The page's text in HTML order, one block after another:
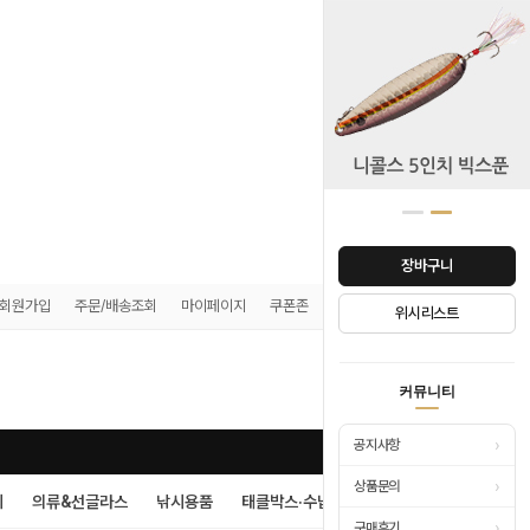
장바구니
위시리스트
커뮤니티
공지사항 ›
상품문의 ›
회원가입 주문/배송조회 마이페이지 쿠폰존
의류&선글라스 낚시용품 태클박스·수납